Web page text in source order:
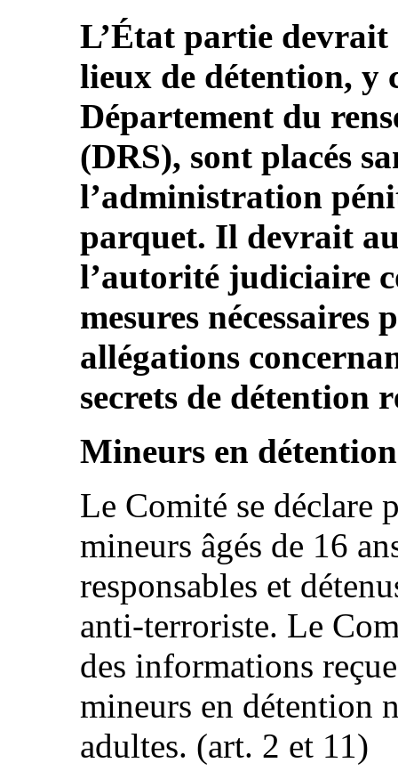
L’État partie devrait
lieux de détention, y
Département du
(DRS), sont placés
l’administration
parquet. Il devrait
l’autorité judiciaire
mesures nécessaires
allégations
secrets de détention
Mineurs en détention
Le Comité se déclare
mineurs âgés de 16
responsables et
anti-terroriste. Le
des informations
mineurs en détention
adultes. (art. 2 et 11)